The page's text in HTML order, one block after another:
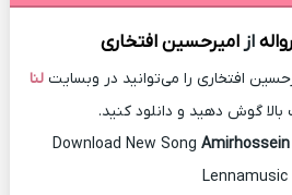
روالهازامیرحسین افتخاری
افتخاری را می‌توانید در وبسایت لنا
بالا گوش دهید و دانلود کنید.
Download New Song
Lennamusic